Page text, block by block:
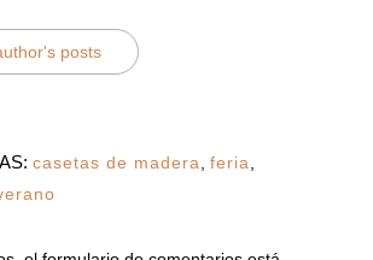
posts
casetas de madera feria